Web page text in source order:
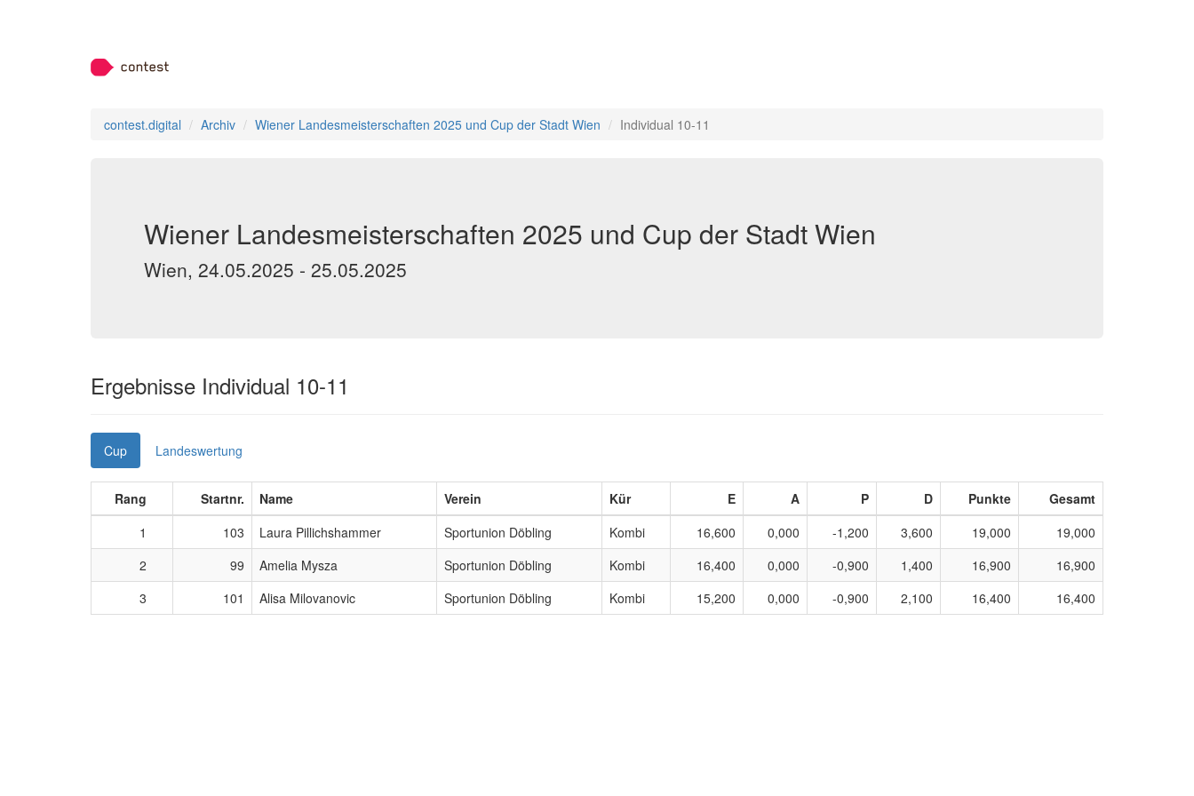
contest.digital Archiv Wiener Landesmeisterschaften 2025 und Cup der Stadt Wien Individual 10-11
Wiener Landesmeisterschaften 2025 und Cup der Stadt Wien
Wien, 24.05.2025 - 25.05.2025
Ergebnisse Individual 10-11
Cup Landeswertung
Rang Startnr. Name Verein Kür E A P D Punkte
Gesamt
1
103 Laura Pillichshammer Sportunion Döbling Kombi 16,600 0,000 -1,200 3,600 19,000
19,000
2
99 Amelia Mysza Sportunion Döbling Kombi 16,400 0,000 -0,900 1,400 16,900
16,900
3
101 Alisa Milovanovic Sportunion Döbling Kombi 15,200 0,000 -0,900 2,100 16,400 16,400